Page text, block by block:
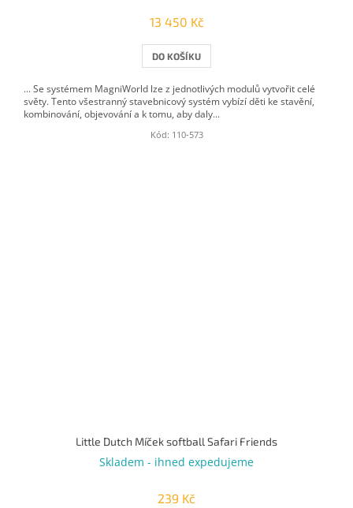
13 450 Kč
DO KOŠÍKU
... Se systémem MagniWorld lze z jednotlivých modulů vytvořit celé
světy. Tento všestranný stavebnicový systém vybízí děti ke stavění,
kombinování, objevování a k tomu, aby daly...
Kód: 110-573
Little Dutch Míček softball Safari Friends
Skladem - ihned expedujeme
239 Kč